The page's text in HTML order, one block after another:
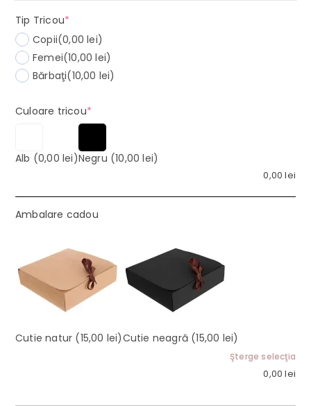
Tip Tricou*
Copii(0,00 lei)
Femei(10,00 lei)
Bărbaţi(10,00 lei)
Culoare tricou*(required)
Alb (0,00 lei)Negru (10,00 lei)
0,00lei
Ambalare cadou
Cutie natur (15,00 lei)Cutie neagră (15,00 lei)
Şterge selecţia
0,00lei